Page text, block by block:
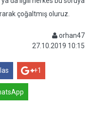
çoğaltmış oluruz.
orhan47
27.10.2019 10:15
+1